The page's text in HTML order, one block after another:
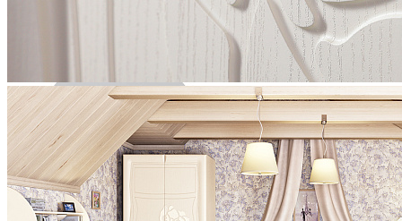
Полка Ольса (1 шт) для шкафа из массива сосны
1 534 ₽
2 130 ₽
В корзину